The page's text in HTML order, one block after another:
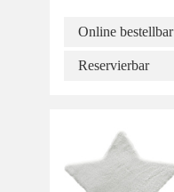
Online bestellbar
Reservierbar